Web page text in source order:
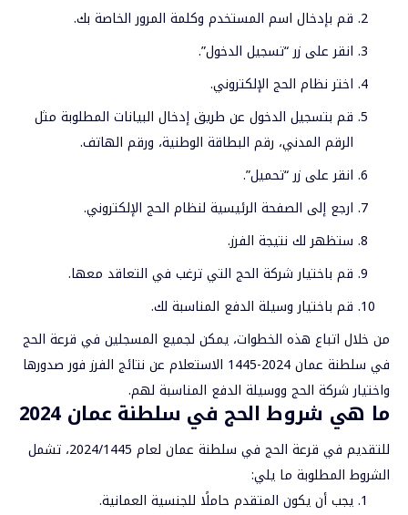
قم بإدخال اسم المستخدم وكلمة المرور الخاصة بك.
انقر على زر “تسجيل الدخول”.
اختر نظام الحج الإلكتروني.
قم بتسجيل الدخول عن طريق إدخال البيانات المطلوبة مثل
الرقم المدني، رقم البطاقة الوطنية، ورقم الهاتف.
انقر على زر “تحميل”.
ارجع إلى الصفحة الرئيسية لنظام الحج الإلكتروني.
ستظهر لك نتيجة الفرز.
قم باختيار شركة الحج التي ترغب في التعاقد معها.
قم باختيار وسيلة الدفع المناسبة لك.
من خلال اتباع هذه الخطوات، يمكن لجميع المسجلين في قرعة الحج
في سلطنة عمان 2024-1445 الاستعلام عن نتائج الفرز فور صدورها
واختيار شركة الحج ووسيلة الدفع المناسبة لهم.
ما هي شروط الحج في سلطنة عمان 2024
للتقديم في قرعة الحج في سلطنة عمان لعام 2024/1445، تشمل
الشروط المطلوبة ما يلي:
يجب أن يكون المتقدم حاملًا للجنسية العمانية.